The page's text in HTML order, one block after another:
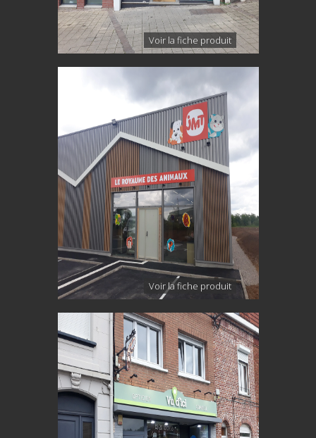
Voir la fiche produit
Voir la fiche produit